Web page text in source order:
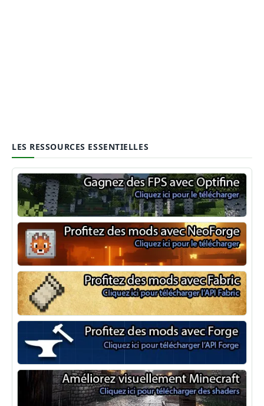
LES RESSOURCES ESSENTIELLES
Optifine
NeoForge
Minecraft Fabric
Minecraft Forge